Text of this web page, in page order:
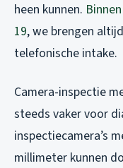
heen kunnen.
19, we brengen
telefonische intake.
Camera-inspectie
steeds vaker voor
inspectiecamera’s
millimeter kunnen